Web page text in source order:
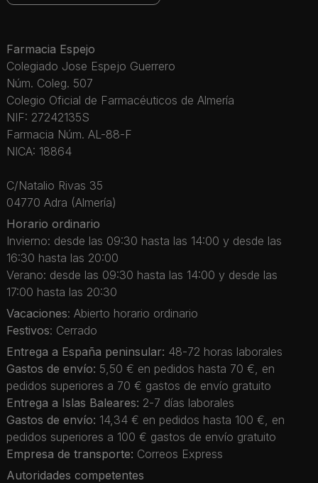
Farmacia Espejo
Colegiado Jose Espejo Guerrero
Núm. Coleg. 507
Colegio Oficial de Farmacéuticos de Almería
NIF: 27242135S
Farmacia Núm. AL-88-F
NICA: 18864
C/Natalio Rivas 35
04770 Adra (Almería)
Horario ordinario
Invierno: desde las 09:30 hasta las 14:00 y desde las
16:30 hasta las 20:00
Verano: desde las 09:30 hasta las 14:00 y desde las
17:00 hasta las 20:30
Vacaciones: Abierto horario ordinario
Festivos: Cerrado
Entrega a España peninsular: 48-72 horas laborales
Gastos de envío: 5,50 € en pedidos hasta 70 €, en
pedidos superiores a 70 € gastos de envío gratuito
Entrega a Islas Baleares: 2-7 días laborales
Gastos de envío: 14,34 € en pedidos hasta 100 €, en
pedidos superiores a 100 € gastos de envío gratuito
Empresa de transporte: Correos Express
Autoridades competentes